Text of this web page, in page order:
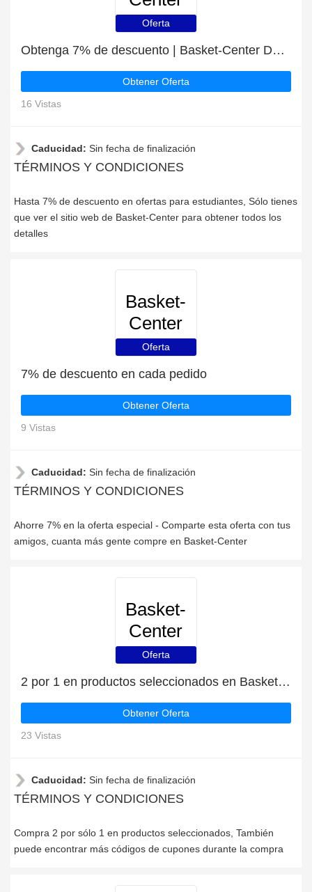
Oferta
Obtenga 7% de descuento | Basket-Center Descuentos para estudiantes
Obtener Oferta
16 Vistas
Caducidad: Sin fecha de finalización
TÉRMINOS Y CONDICIONES
Hasta 7% de descuento en ofertas para estudiantes, Sólo tienes
que ver el sitio web de Basket-Center para obtener todos los
detalles
Basket-
Center
Oferta
7% de descuento en cada pedido
Obtener Oferta
9 Vistas
Caducidad: Sin fecha de finalización
TÉRMINOS Y CONDICIONES
Ahorre 7% en la oferta especial - Comparte esta oferta con tus
amigos, cuanta más gente compre en Basket-Center
Basket-
Center
Oferta
2 por 1 en productos seleccionados en Basket-Center
Obtener Oferta
23 Vistas
Caducidad: Sin fecha de finalización
TÉRMINOS Y CONDICIONES
Compra 2 por sólo 1 en productos seleccionados, También
puede encontrar más códigos de cupones durante la compra